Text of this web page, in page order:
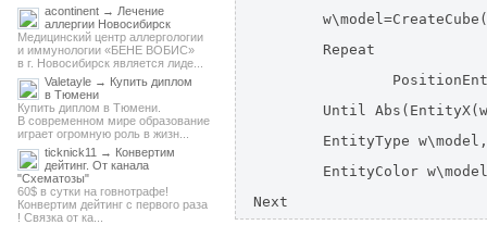
Next
acontinent → Лечение
аллергии Новосибирск
Медицинский центр аллергологии
и иммунологии «БЕНЕ ВОБИС»
в г. Новосибирск является лиде...
Valetayle → Купить диплом
в Тюмени
Купить диплом в Тюмени.
В современном мире образование
играет огромную роль в жизн...
ticknick11 → Конвертим
дейтинг. От канала
"Схематозы"
60$ в сутки на говнотрафе!
Конвертим дейтинг с первого раза
! Связка от ка...